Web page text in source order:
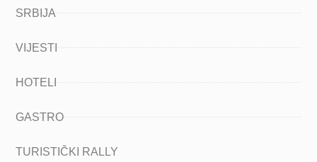
SRBIJA
VIJESTI
HOTELI
GASTRO
TURISTIČKI RALLY